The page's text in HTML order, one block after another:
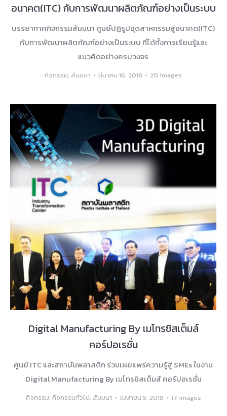
อนาคต(ITC) กับการพัฒนาผลิตภัณฑ์อย่างเป็นระบบ
บรรยากาศกิจกรรมสัมมนา ศูนย์ปฏิรูปอุตสาหกรรมสู่อนาคต(ITC)
กับการพัฒนาผลิตภัณฑ์อย่างเป็นระบบ ที่ได้ทั้งการเรียนรู้และ
แนวคิดอย่างครบวงจร
กิจกรรม, สัมมนา มีนาคม 16, 2018 20 images
Digital Manufacturing By เมโทรซิสเต็มส์
คอร์ปอเรชั่น
ศูนย์ ITC และสถาบันพลาสติก ร่วมเผยแพร่ความรู้สู่ SMEs ในงาน
Digital Manufacturing By เมโทรซิสเต็มส์ คอร์ปอเรชั่น
กิจกรรม, กิจกรรมทั่วไป, สัมมนา เมษายน 5, 2018 17 images